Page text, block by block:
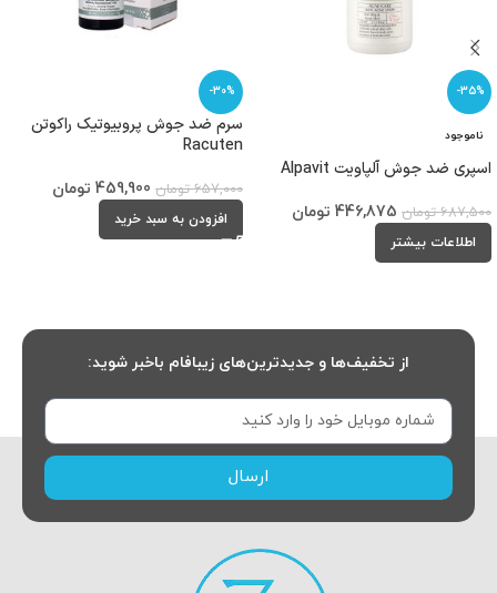
-35%
ناموجود
اسپری ضد جوش آلپاویت Alpavit
687,500 تومان 446,875 تومان
اطلاعات بیشتر
-30%
سرم ضد جوش پروبیوتیک راکوتن
Racuten
657,000 تومان 459,900 تومان
افزودن به سبد خرید
از تخفیف‌ها و جدیدترین‌های زیبافام باخبر شوید:
ارسال